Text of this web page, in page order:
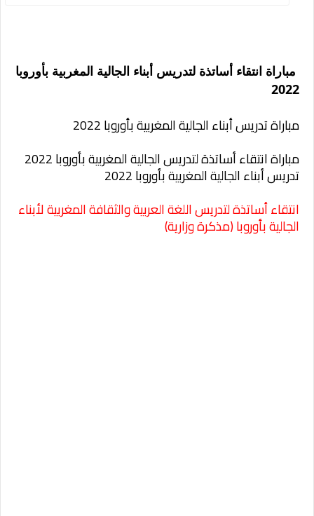
مباراة انتقاء أساتذة لتدريس أبناء الجالية المغربية بأوروبا
2022
مباراة تدريس أبناء الجالية المغربية بأوروبا 2022
مباراة انتقاء أساتذة لتدريس الجالية المغربية بأوروبا 2022
تدريس أبناء الجالية المغربية بأوروبا 2022
انتقاء أساتذة لتدريس اللغة العربية والثقافة المغربية لأبناء
الجالية بأوروبا (مذكرة وزارية)